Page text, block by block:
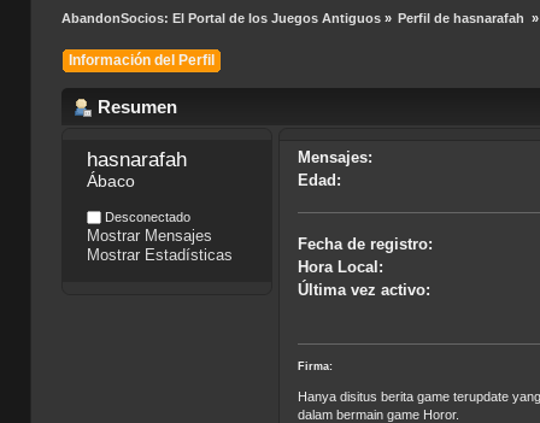
AbandonSocios: El Portal de los Juegos Antiguos» Perfil de hasnarafah »
Información del Perfil
Resumen
hasnarafah
Ábaco
Desconectado
Mostrar Mensajes
Mostrar Estadísticas
Mensajes:
Edad:
Fecha de registro:
Hora Local:
Última vez activo:
Firma:
Hanya disitus berita game terupdate
dalam bermain game Horor.